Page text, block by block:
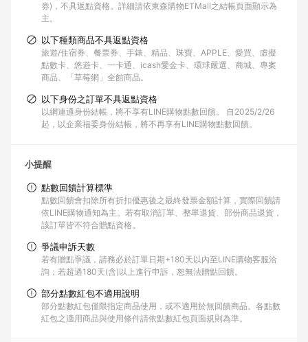
券)，不具返點資格。詳細請依東森購物ETMall之結帳頁面顯示為
主。
以下種類商品不具返點資格
旅遊/住宿券、餐票券、手錶、精品、珠寶、APPLE、愛買、虛擬
點數卡、悠遊卡、一卡通、icash愛金卡、環球嚴選、商城、專案
商品、「草莓網」全館商品。
以下身份之訂單不具返點資格
以網連通身份結帳，將不享有LINE購物點數回饋。 自2025/2/26
起，以企業福委身份結帳，將不再享有LINE購物點數回饋。
小提醒
點數回饋計算標準
點數回饋會扣除所有折扣優惠後之最終發票金額計算，實際回饋請
依LINE購物通知為主。若有取消訂單、整單退貨、部份商品退貨，
該訂單皆不符合贈點資格。
爭議申訴天數
若有贈點爭議，請務必於訂單日期+180天以內至LINE購物客服洽
詢；若超過180天(含)以上進行申訴，恕無法贈點回饋。
部分點數紅包不適用說明
部分點數紅包僅限指定商品使用，或不適用於無回饋商品。各點數
紅包之適用商品與使用條件請依點數紅包頁面規則為準。